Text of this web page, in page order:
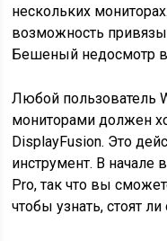
нескольких
возможность
Бешеный недосмотр
Любой пользователь
мониторами должен
DisplayFusion. Это
инструмент. В
Pro, так что вы
чтобы узнать, стоят